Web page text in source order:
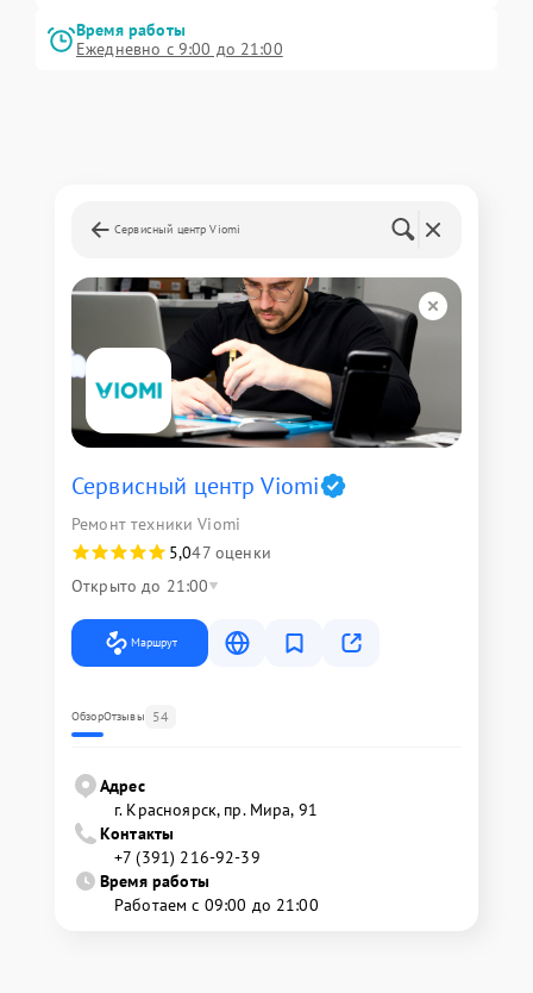
Время работы
Ежедневно с 9:00 до 21:00
Сервисный центр Viomi
Сервисный центр Viomi
Ремонт техники Viomi
5,047 оценки
Открыто до 21:00
Маршрут
ОбзорОтзывы 54
Адрес
г. Красноярск, ​пр. Мира, 91
Контакты
+7 (391) 216-92-39
Время работы
Работаем с 09:00 до 21:00